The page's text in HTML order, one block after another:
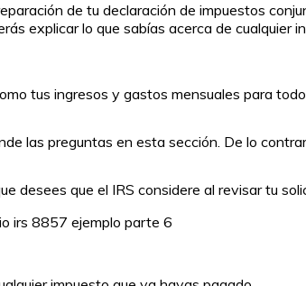
de tu declaración de impuestos
explicar lo que sabías acerca de
tus ingresos y gastos mensuales para
las preguntas en esta sección. De lo
desees que el IRS considere al revisar tu